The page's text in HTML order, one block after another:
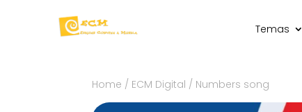
Temas
Home / ECM Digital / Numbers song